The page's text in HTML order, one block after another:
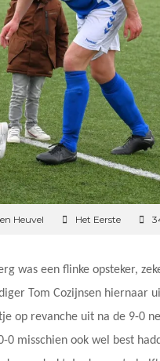
Heuvel Het Eerste
was een flinke opsteker,
Tom Cozijnsen hiernaar
op revanche uit na de 9-0
misschien ook wel best